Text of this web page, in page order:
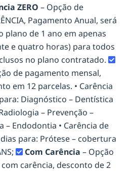
ZERO – Opção de
Pagamento Anual, será
de 1 ano em apenas
e quatro horas) para todos
no plano contratado.
de pagamento mensal,
em 12 parcelas. • Carência
Diagnóstico – Dentística
– Prevenção –
– Endodontia • Carência de
para: Prótese – cobertura
Com Carência – Opção
carência, desconto de 2